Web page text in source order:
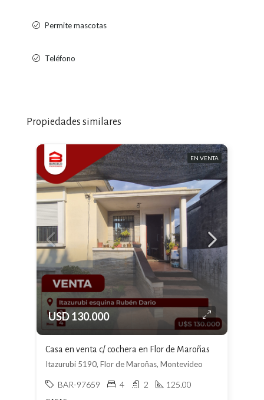
Permite mascotas
Teléfono
Propiedades similares
EN VENTA
USD 130.000
Casa en venta c/ cochera en Flor de Maroñas
Itazurubi 5190, Flor de Maroñas, Montevideo
BAR-97659 4 2 125.00